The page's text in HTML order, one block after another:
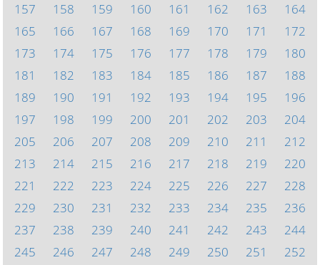
157
158 159 160 161 162 163
164
165
166 167 168 169 170 171
172
173
174 175 176 177 178 179
180
181
182 183 184 185 186 187
188
189
190 191 192 193 194 195
196
197
198 199 200 201 202 203
204
205
206 207 208 209 210 211
212
213
214 215 216 217 218 219
220
221
222 223 224 225 226 227
228
229
230 231 232 233 234 235
236
237
238 239 240 241 242 243
244
245
246 247 248 249 250 251
252